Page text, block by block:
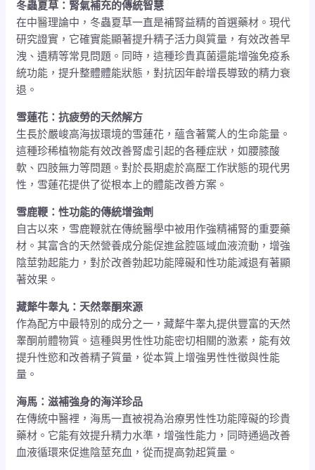
冬蟲夏草：腎氣補充的傳統智慧
在中醫理論中，冬蟲夏草一直是補腎益精的首選藥材。現代
研究證實，它確實能顯著提升精子活力與質量，有效改善早
洩、遺精等常見問題。同時，這種珍貴真菌還能增強免疫系
統功能，提升整體體能狀態，對抗因年齡增長導致的精力衰
退。
雪蓮花：抗疲勞的天然解方
生長於嚴峻高海拔環境的雪蓮花，蘊含著驚人的生命能量。
這種珍稀植物能有效改善腎虛引起的各種症狀，如腰膝酸
軟、四肢無力等問題。對於長期處於高壓工作狀態的現代男
性，雪蓮花提供了從根本上的體能改善方案。
雪鹿鞭：性功能的傳統增強劑
自古以來，雪鹿鞭就在傳統醫學中被用作強精補腎的重要藥
材。其富含的天然營養成分能促進盆腔區域血液流動，增強
陰莖勃起能力，對於改善勃起功能障礙和性功能減退有著顯
著效果。
藏犛牛睾丸：天然睾酮來源
作為配方中最特別的成分之一，藏犛牛睾丸提供豐富的天然
睾酮前體物質。這種與男性性功能密切相關的激素，能有效
提升性慾和改善精子質量，從本質上增強男性性徵與性能
量。
海馬：滋補強身的海洋珍品
在傳統中醫裡，海馬一直被視為治療男性性功能障礙的珍貴
藥材。它能有效提升精力水準，增強性能力，同時通過改善
血液循環來促進陰莖充血，從而提高勃起質量。